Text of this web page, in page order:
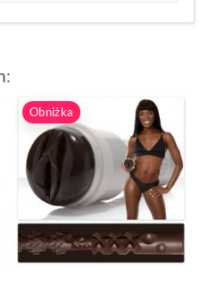
Obniżka